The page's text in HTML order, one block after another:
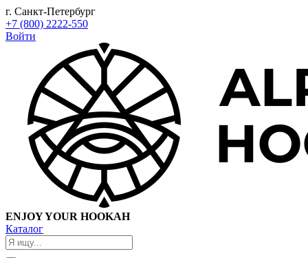
г. Санкт-Петербург
+7 (800) 2222-550
Войти
ENJOY YOUR HOOKAH
Каталог